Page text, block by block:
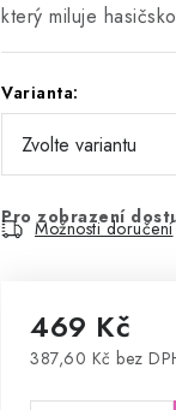
který miluje
Varianta:
Pro zobrazení
Možnosti doručení
469 Kč
387,60 Kč bez